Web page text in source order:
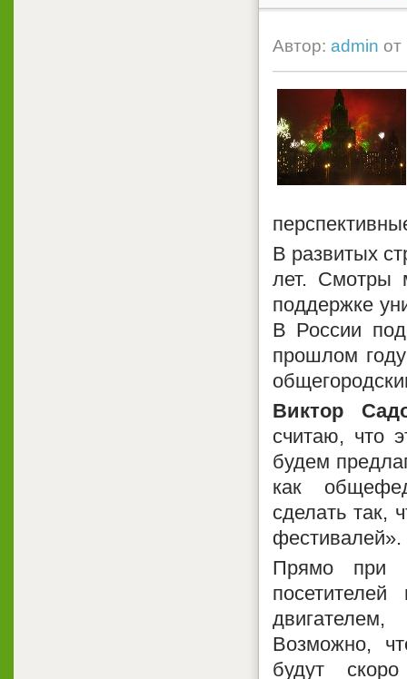
Автор: admin от
В развитых
лет. Смотры
поддержке
В России
прошлом
Виктор
считаю, что
будем
как
сделать так,
фестивалей».
Прямо при
Возможно,
будут